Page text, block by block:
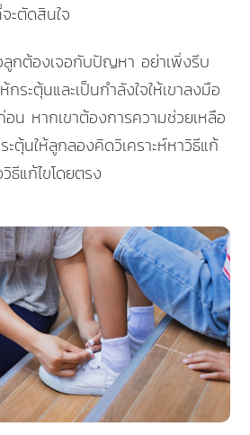
ะตัดสินใจ
ลูกต้องเจอกับปัญหา อย่าเพิ่งรีบ
ระตุ้นและเป็นกำลังใจให้เขาลงมือ
น หากเขาต้องการความช่วยเหลือ
ตุ้นให้ลูกลองคิดวิเคราะห์หาวิธีแก้
ธีแก้ไขโดยตรง